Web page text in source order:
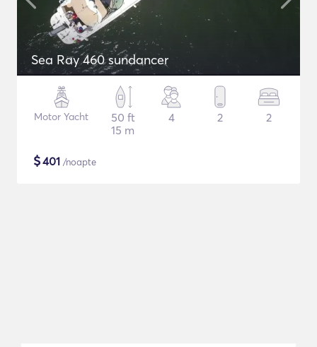
Sea Ray 460 sundancer
Motor Yacht
50 ft
15 m
4 2 2
$401 /noapte